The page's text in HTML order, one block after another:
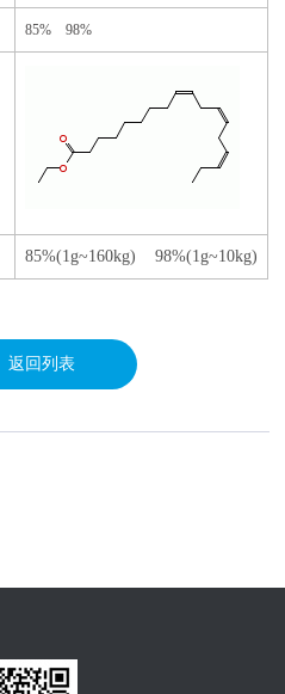
85% 98%
85%(1g~160kg) 98%(1g~10kg)
返回列表